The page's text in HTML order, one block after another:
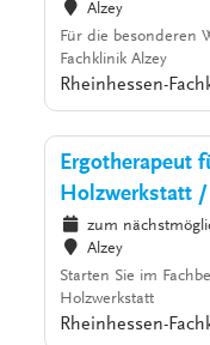
Alzey
Für die besonderen
Fachklinik Alzey
Rheinhessen-
Ergotherapeut
Holzwerkstatt
zum
Alzey
Starten Sie im
Holzwerkstatt
Rheinhessen-